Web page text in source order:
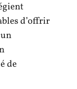
d’offrir
de